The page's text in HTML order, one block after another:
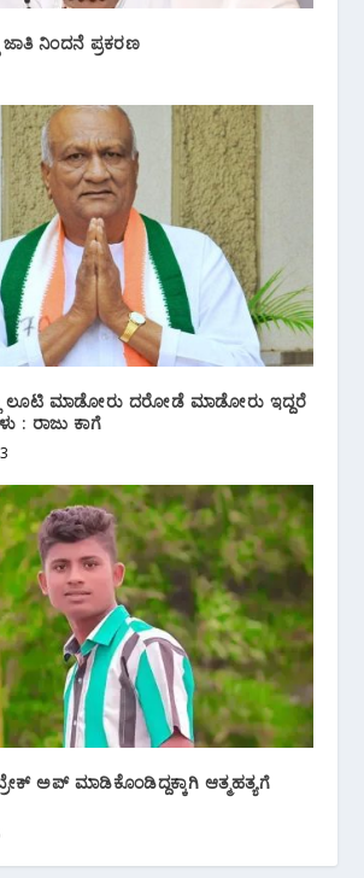
ಜಾತಿ ನಿಂದನೆ ಪ್ರಕರಣ
ಲೂಟಿ ಮಾಡೋರು ದರೋಡೆ ಮಾಡೋರು ಇದ್ದರೆ
: ರಾಜು ಕಾಗೆ
ಅಪ್ ಮಾಡಿಕೊಂಡಿದ್ದಕ್ಕಾಗಿ ಆತ್ಮಹತ್ಯಗೆ